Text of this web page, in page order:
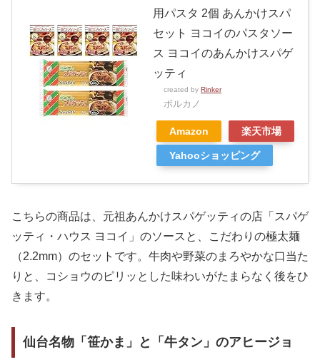
用パスタ 2個 あんかけスパ
セット ヨコイのパスタソー
ス ヨコイのあんかけスパゲ
ッティ
created by Rinker
ボルカノ
Amazon 楽天市場
Yahooショッピング
こちらの商品は、元祖あんかけスパゲッティの店「スパゲ
ッティ・ハウス ヨコイ」のソースと、こだわりの極太麺
（2.2mm）のセットです。牛肉や野菜のまろやかな口当た
りと、コショウのピリッとした味わいがたまらなく後をひ
きます。
仙台名物「笹かま」と「牛タン」のアヒージョ